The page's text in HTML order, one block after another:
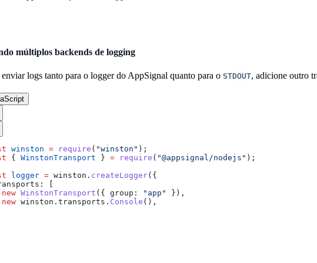
múltiplos backends de logging
enviar logs tanto para o logger do AppSignal quanto para o STDOUT, adicione outro
winston = require ( "winston" );
{ WinstonTransport } = require ( "@appsignal/nodejs" );
logger = winston . createLogger({
new
WinstonTransport ({ group: "app"
}),
new
winston . transports . Console (),